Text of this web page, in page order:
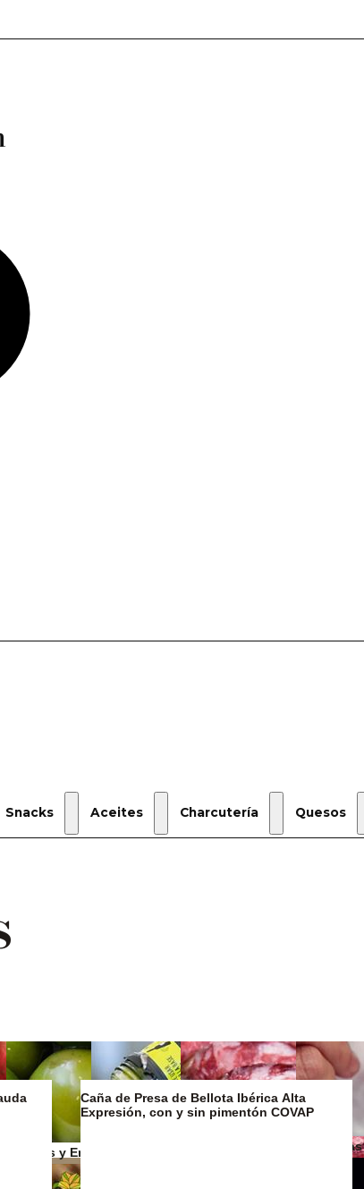
Snacks
Aceitunas y Encurtidos
Aceites Charcutería Quesos
Mantequillas
Caña de Presa de Bellota Ibérica Alta
Expresión, con y sin pimentón COVAP